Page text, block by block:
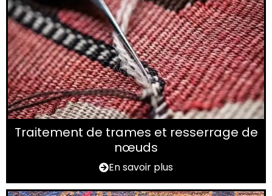
Traitement de trames et resserrage de
nœuds
En savoir plus